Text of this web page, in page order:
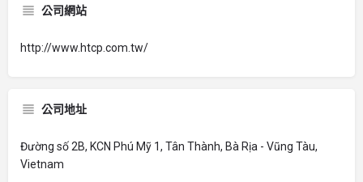
公司網站
http://www.htcp.com.tw/
公司地址
Đường số 2B, KCN Phú Mỹ 1, Tân Thành, Bà Rịa - Vũng Tàu,
Vietnam